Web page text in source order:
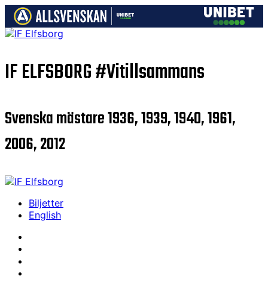
IF ELFSBORG#Vitillsammans
Svenska mästare 1936, 1939, 1940, 1961,
2006, 2012
Biljetter
English